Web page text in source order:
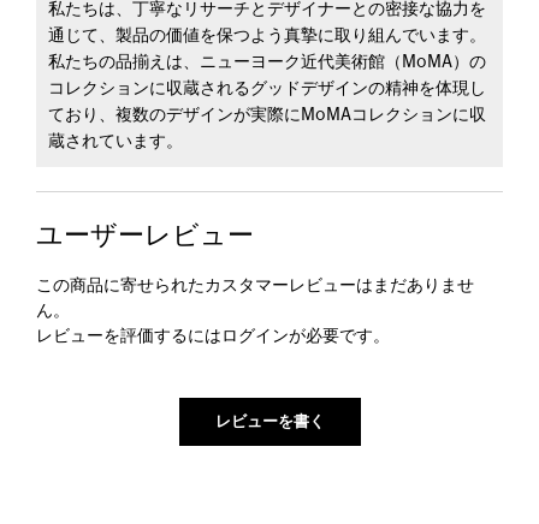
私たちは、丁寧なリサーチとデザイナーとの密接な協力を
通じて、製品の価値を保つよう真摯に取り組んでいます。
私たちの品揃えは、ニューヨーク近代美術館（MoMA）の
コレクションに収蔵されるグッドデザインの精神を体現し
ており、複数のデザインが実際にMoMAコレクションに収
蔵されています。
ユーザーレビュー
この商品に寄せられたカスタマーレビューはまだありませ
ん。
レビューを評価するには ログインが必要です。